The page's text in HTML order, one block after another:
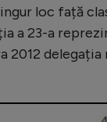
loc față
a 23-a
delegația